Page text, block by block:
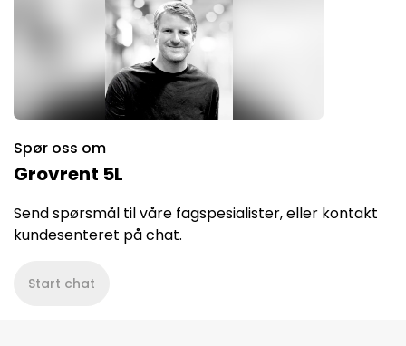
Spør oss om
Grovrent 5L
Send spørsmål til våre fagspesialister, eller kontakt
kundesenteret på chat.
Start chat